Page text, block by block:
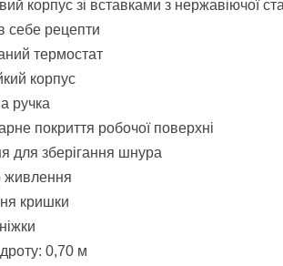
корпус зі вставками з нержавіючої
себе рецепти
термостат
корпус
ручка
покриття робочої поверхні
для зберігання шнура
живлення
кришки
0,70 м